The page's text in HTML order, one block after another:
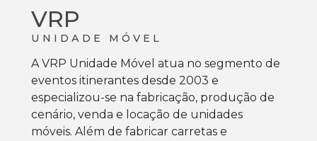
VRP
UNIDADE MÓVEL
A VRP Unidade Móvel atua no segmento de
eventos itinerantes desde 2003 e
especializou-se na fabricação, produção de
cenário, venda e locação de unidades
móveis. Além de fabricar carretas e